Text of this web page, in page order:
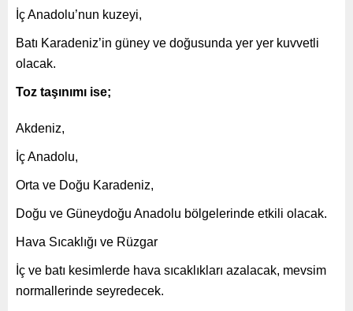
İç Anadolu’nun kuzeyi,
Batı Karadeniz’in güney ve doğusunda yer yer kuvvetli
olacak.
Toz taşınımı ise;
Akdeniz,
İç Anadolu,
Orta ve Doğu Karadeniz,
Doğu ve Güneydoğu Anadolu bölgelerinde etkili olacak.
Hava Sıcaklığı ve Rüzgar
İç ve batı kesimlerde hava sıcaklıkları azalacak, mevsim
normallerinde seyredecek.